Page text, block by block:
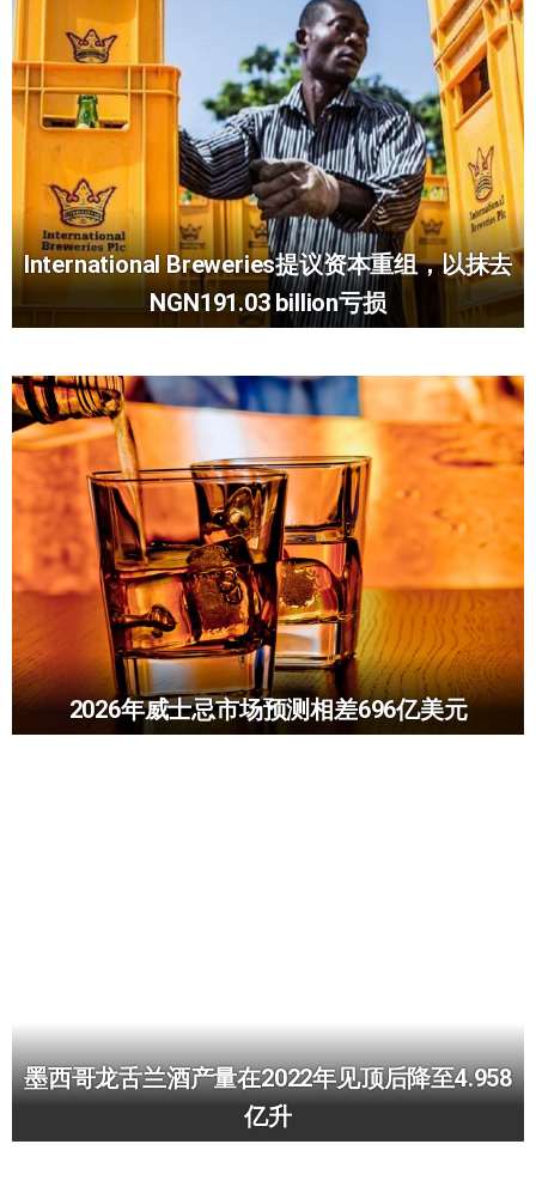
International Breweries提议资本重组，以抹去
NGN191.03 billion亏损
2026年威士忌市场预测相差696亿美元
墨西哥龙舌兰酒产量在2022年见顶后降至4.958
亿升